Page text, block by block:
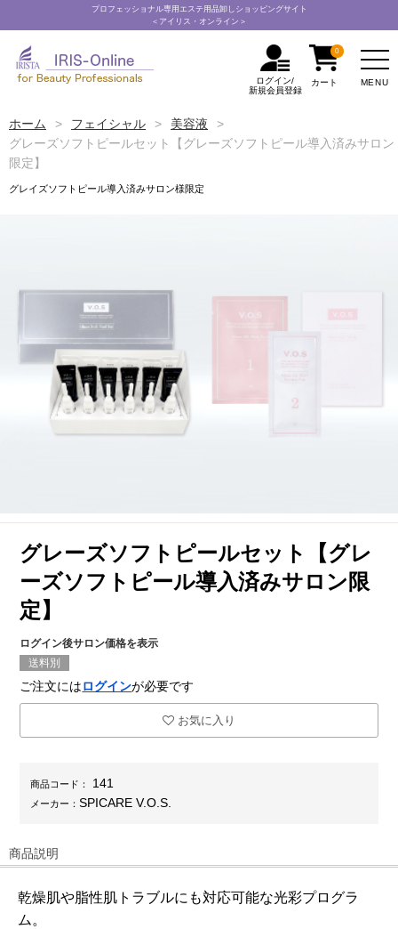
MENU
ログイン/
新規会員登録
カート
0
プロフェッショナル専用エステ用品卸しショッピングサイト
＜アイリス・オンライン＞
ホーム フェイシャル
美容液
グレーズソフトピールセット【グレーズソフトピール導入済みサロン
限定】
グレイズソフトピール導入済みサロン様限定
グレーズソフトピールセット【グレ
ーズソフトピール導入済みサロン限
定】
ログイン後サロン価格を表示
送料別
ご注文にはログインが必要です
お気に入り
商品コード： 141
メーカー：SPICARE V.O.S.
商品説明
乾燥肌や脂性肌トラブルにも対応可能な光彩プログラ
ム。